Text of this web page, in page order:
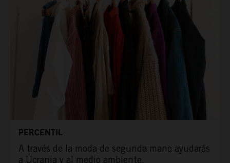
PERCENTIL
A través de la moda de segunda mano ayudarás
a Ucrania y al medio ambiente.